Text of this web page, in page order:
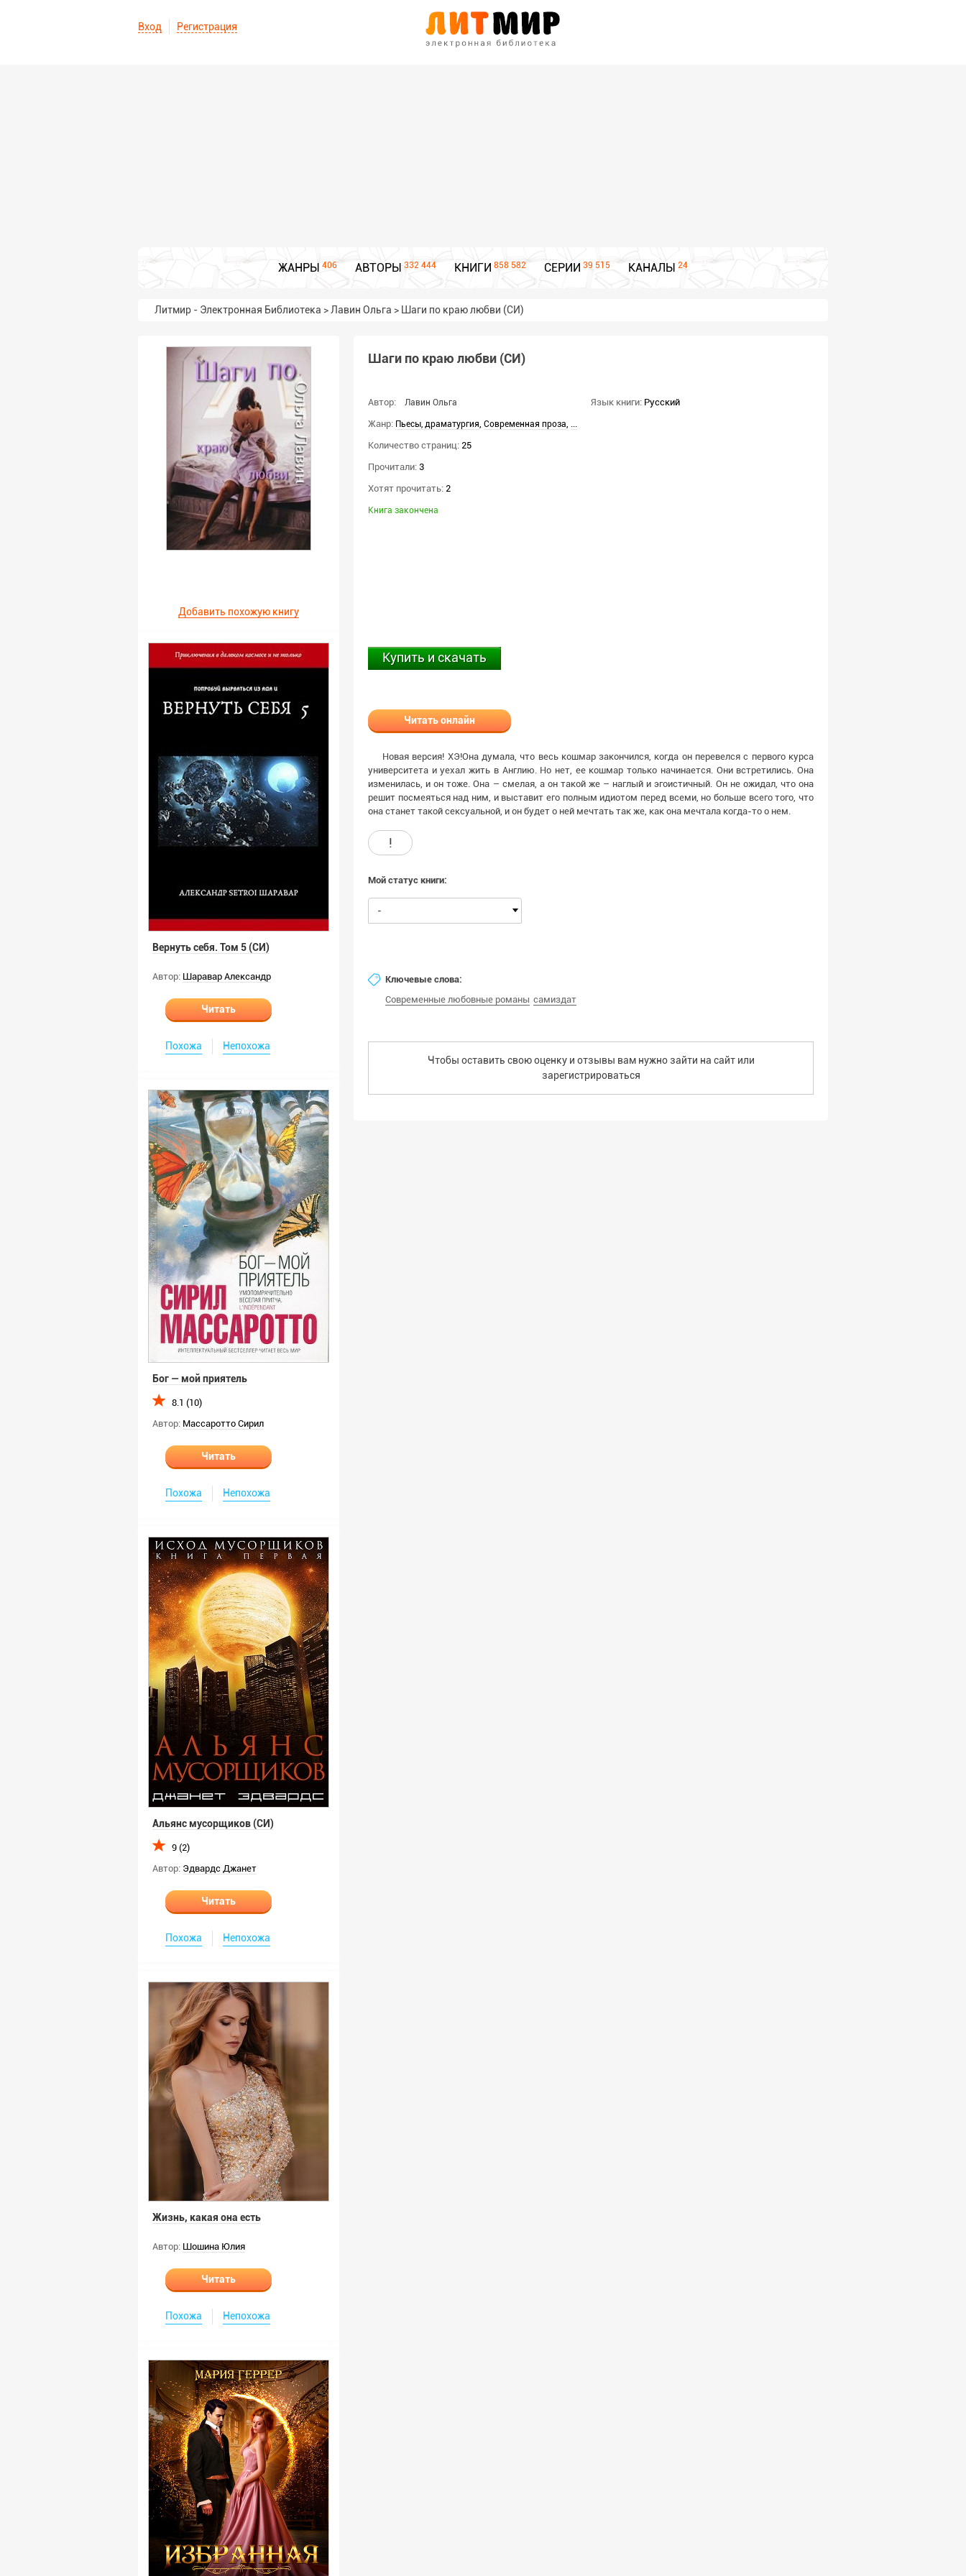
Вход Регистрация
ЖАНРЫ 406 АВТОРЫ 332 444 КНИГИ 858 582 СЕРИИ 39 515 КАНАЛЫ 24
Литмир - Электронная Библиотека > Лавин Ольга > Шаги по краю любви (СИ)
Добавить похожую книгу
Вернуть себя. Том 5 (СИ)
Автор: Шаравар Александр
Читать
Похожа Непохожа
Бог — мой приятель
8.1 (10)
Автор: Массаротто Сирил
Читать
Похожа Непохожа
Альянс мусорщиков (СИ)
9 (2)
Автор: Эдвардс Джанет
Читать
Похожа Непохожа
Жизнь, какая она есть
Автор: Шошина Юлия
Читать
Похожа Непохожа
Шаги по краю любви (СИ)
Автор: Лавин Ольга
Жанр: Пьесы, драматургия, Современная проза, ...
Количество страниц: 25
Прочитали: 3
Хотят прочитать: 2
Книга закончена
Язык книги: Русский
Купить и скачать
Читать онлайн
Новая версия! ХЭ!Она думала, что весь кошмар закончился, когда он перевелся с первого курса
университета и уехал жить в Англию. Но нет, ее кошмар только начинается. Они встретились. Она
изменилась, и он тоже. Она – смелая, а он такой же – наглый и эгоистичный. Он не ожидал, что она
решит посмеяться над ним, и выставит его полным идиотом перед всеми, но больше всего того, что
она станет такой сексуальной, и он будет о ней мечтать так же, как она мечтала когда-то о нем.
!
Мой статус книги:
-
Ключевые слова:
Современные любовные романы самиздат
Чтобы оставить свою оценку и отзывы вам нужно зайти на сайт или
зарегистрироваться